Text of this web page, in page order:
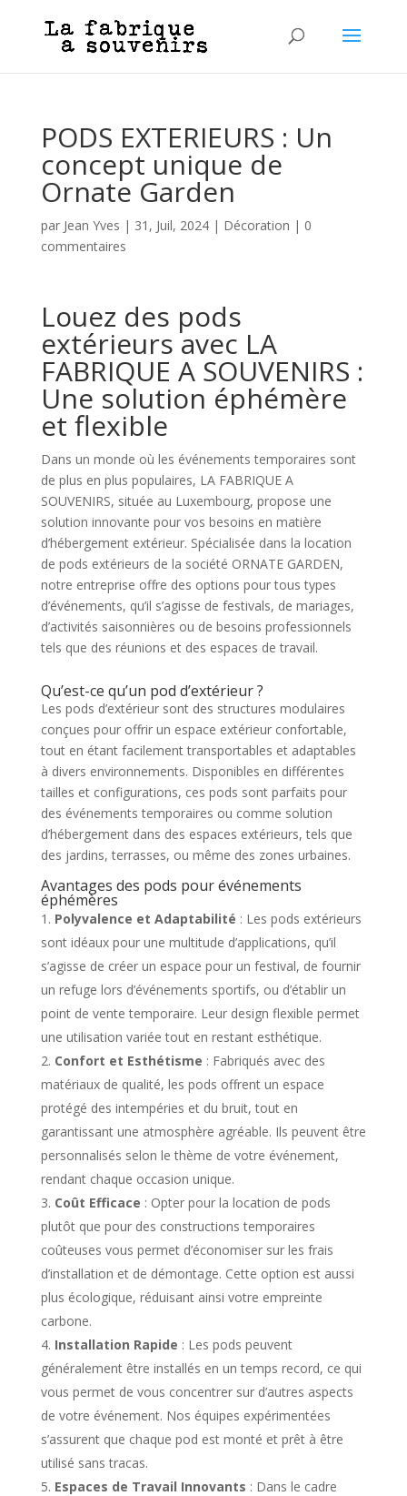
PODS EXTERIEURS : Un
concept unique de
Ornate Garden
par Jean Yves | 31, Juil, 2024| Décoration | 0
commentaires
Louez des pods
extérieurs avec LA
FABRIQUE A SOUVENIRS :
Une solution éphémère
et flexible
Dans un monde où les événements temporaires sont
de plus en plus populaires, LA FABRIQUE A
SOUVENIRS, située au Luxembourg, propose une
solution innovante pour vos besoins en matière
d’hébergement extérieur. Spécialisée dans la location
de pods extérieurs de la société ORNATE GARDEN,
notre entreprise offre des options pour tous types
d’événements, qu’il s’agisse de festivals, de mariages,
d’activités saisonnières ou de besoins professionnels
tels que des réunions et des espaces de travail.
Qu’est-ce qu’un pod d’extérieur ?
Les pods d’extérieur sont des structures modulaires
conçues pour offrir un espace extérieur confortable,
tout en étant facilement transportables et adaptables
à divers environnements. Disponibles en différentes
tailles et configurations, ces pods sont parfaits pour
des événements temporaires ou comme solution
d’hébergement dans des espaces extérieurs, tels que
des jardins, terrasses, ou même des zones urbaines.
Avantages des pods pour événements
éphémères
Polyvalence et Adaptabilité : Les pods extérieurs
sont idéaux pour une multitude d’applications, qu’il
s’agisse de créer un espace pour un festival, de fournir
un refuge lors d’événements sportifs, ou d’établir un
point de vente temporaire. Leur design flexible permet
une utilisation variée tout en restant esthétique.
Confort et Esthétisme : Fabriqués avec des
matériaux de qualité, les pods offrent un espace
protégé des intempéries et du bruit, tout en
garantissant une atmosphère agréable. Ils peuvent être
personnalisés selon le thème de votre événement,
rendant chaque occasion unique.
Coût Efficace : Opter pour la location de pods
plutôt que pour des constructions temporaires
coûteuses vous permet d’économiser sur les frais
d’installation et de démontage. Cette option est aussi
plus écologique, réduisant ainsi votre empreinte
carbone.
Installation Rapide : Les pods peuvent
généralement être installés en un temps record, ce qui
vous permet de vous concentrer sur d’autres aspects
de votre événement. Nos équipes expérimentées
s’assurent que chaque pod est monté et prêt à être
utilisé sans tracas.
Espaces de Travail Innovants : Dans le cadre